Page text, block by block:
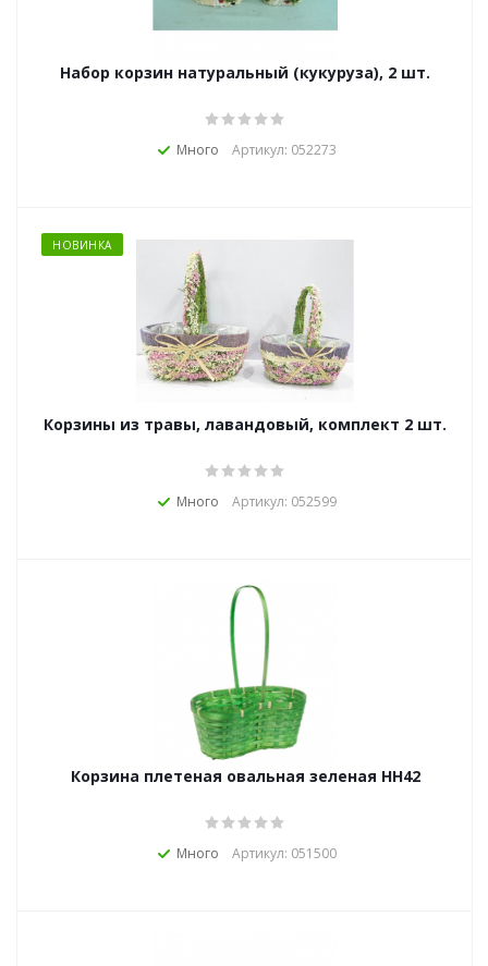
Набор корзин натуральный (кукуруза), 2 шт.
Много Артикул: 052273
НОВИНКА
Корзины из травы, лавандовый, комплект 2 шт.
Много Артикул: 052599
Корзина плетеная овальная зеленая HH42
Много Артикул: 051500